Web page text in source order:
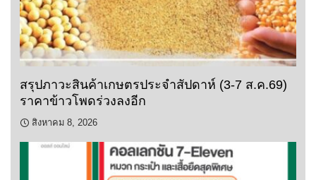
สรุปภาวะสินค้าเกษตรประจำสัปดาห์ (3-7 ส.ค.69)
ราคาข้าวโพดร่วงลงอีก
สิงหาคม 8, 2026